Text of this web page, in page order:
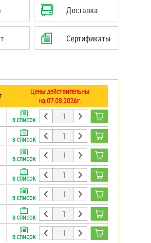
Доставка
Сертификаты
Цены действительны
на 07.08.2026г.
В СПИСОК
В СПИСОК
В СПИСОК
В СПИСОК
В СПИСОК
В СПИСОК
В СПИСОК